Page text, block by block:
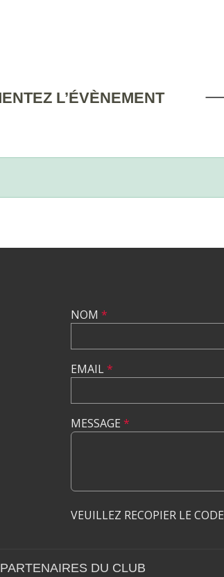
L’ÉVÈNEMENT
NOM *
EMAIL*
MESSAGE *
VEUILLEZ RECOPIER LE CODE
DU CLUB